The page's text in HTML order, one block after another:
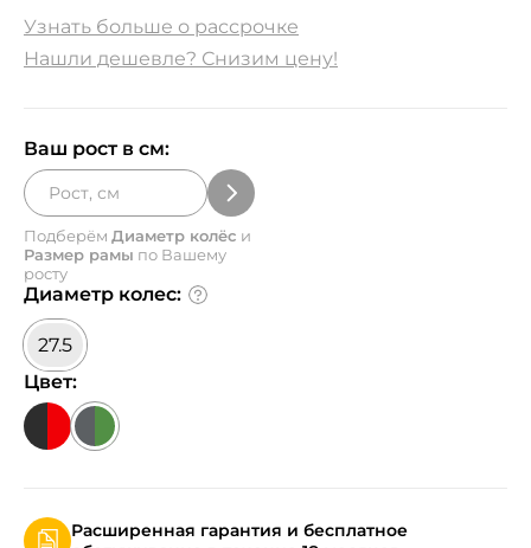
Узнать больше о рассрочке
Нашли дешевле? Снизим цену!
Ваш рост в см:
Подберём Диаметр колёс и
Размер рамы по Вашему
росту
Диаметр колес:
27.5
Цвет:
Расширенная гарантия и бесплатное